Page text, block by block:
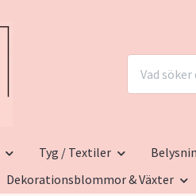
Tyg / Textiler
Dekorationsblommor & Växter